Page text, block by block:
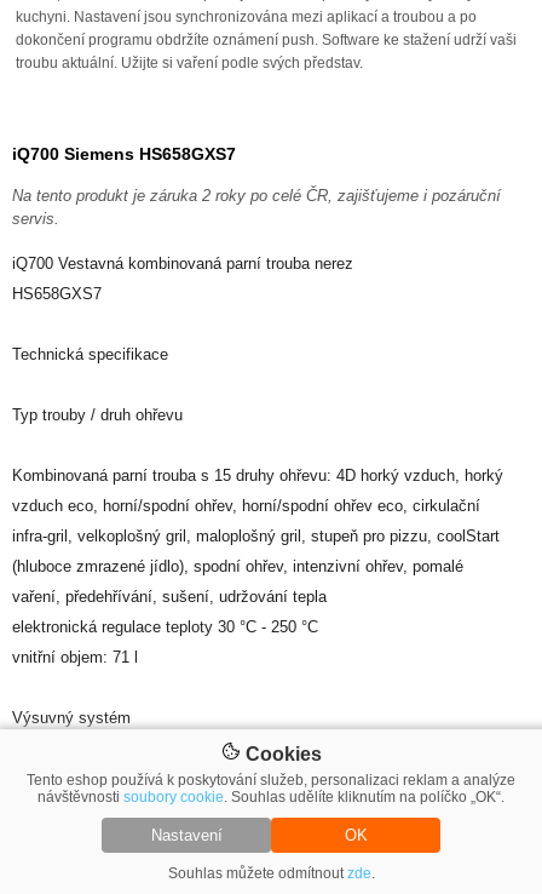
Cookies
Tento eshop používá k poskytování služeb, personalizaci reklam a analýze
návštěvnosti soubory cookie. Souhlas udělíte kliknutím na políčko „OK“.
Nastavení OK
Souhlas můžete odmítnoutzde.
kuchyni. Nastavení jsou synchronizována mezi aplikací a troubou a po
dokončení programu obdržíte oznámení push. Software ke stažení udrží vaši
troubu aktuální. Užijte si vaření podle svých představ.
iQ700 Siemens HS658GXS7
Na tento produkt je záruka 2 roky po celé ČR, zajišťujeme i pozáruční
servis.
iQ700 Vestavná kombinovaná parní trouba nerez
HS658GXS7
Technická specifikace
Typ trouby / druh ohřevu
Kombinovaná parní trouba s 15 druhy ohřevu: 4D horký vzduch, horký
vzduch eco, horní/spodní ohřev, horní/spodní ohřev eco, cirkulační
infra-gril, velkoplošný gril, maloplošný gril, stupeň pro pizzu, coolStart
(hluboce zmrazené jídlo), spodní ohřev, intenzivní ohřev, pomalé
vaření, předehřívání, sušení, udržování tepla
elektronická regulace teploty 30 °C - 250 °C
vnitřní objem: 71 l
Výsuvný systém
počet úrovní pro zasunutí plechu: 5 ks
závěsné rošty, 3násobný teleskopický výsuv, se stop funkcí, plně